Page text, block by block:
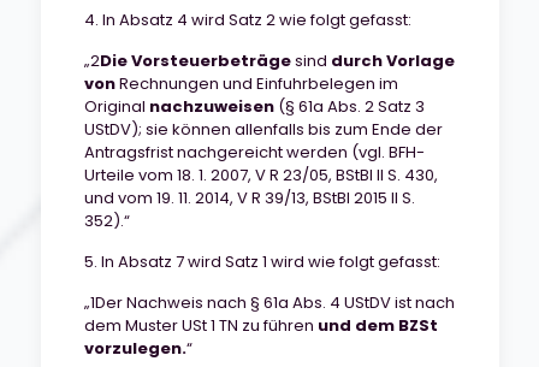
4. In Absatz 4 wird Satz 2 wie folgt gefasst:
„2Die Vorsteuerbeträgesind durch Vorlage
vonRechnungen und Einfuhrbelegen im
Original nachzuweisen (§ 61a Abs. 2 Satz 3
UStDV); sie können allenfalls bis zum Ende der
Antragsfrist nachgereicht werden (vgl. BFH-
Urteile vom 18. 1. 2007, V R 23/05, BStBl II S. 430,
und vom 19. 11. 2014, V R 39/13, BStBl 2015 II S.
352).“
5. In Absatz 7 wird Satz 1 wird wie folgt gefasst:
„1Der Nachweis nach § 61a Abs. 4 UStDV ist nach
dem Muster USt 1 TN zu führen und dem BZSt
vorzulegen.“